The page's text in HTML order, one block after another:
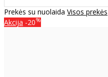
Prekės su nuolaida Visos prekės
Akcija -20%